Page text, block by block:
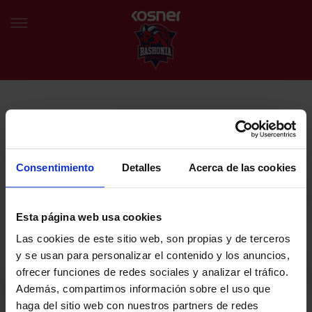
Consentimiento Detalles Acerca de las cookies
Esta página web usa cookies
Las cookies de este sitio web, son propias y de terceros
y se usan para personalizar el contenido y los anuncios,
ofrecer funciones de redes sociales y analizar el tráfico.
Además, compartimos información sobre el uso que
haga del sitio web con nuestros partners de redes
BERRIAK
SARRERAK
ABONATUAK
EGUTEGIA
Egin bat gure harmaila birtualarekin eta izan lehena klubaren
azken albiste eta promozioen berri izaten.
Baskoniaren Pribatutasun politika irakurri eta onartzen dut eta
Baskoniaren jarduerei, produktuei, zerbitzuei, lehiaketei, eskaintzei
eta/edo sustapenei buruzko komunikazio elektronikoak jaso nahi ditut.
DENDA OFIZIALA BASKONIA
SARRERAK